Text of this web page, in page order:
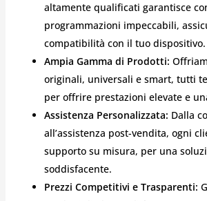
altamente qualificati garantisce
programmazioni impeccabili,
compatibilità con il tuo dispositivo.
Ampia Gamma di Prodotti:
originali, universali e smart, tutti
per offrire prestazioni elevate e
Assistenza Personalizzata: Dalla
all’assistenza post-vendita, ogni
supporto su misura, per una
soddisfacente.
Prezzi Competitivi e Trasparenti: